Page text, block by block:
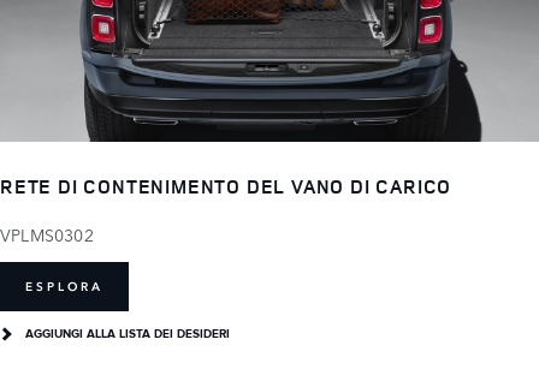
RETE DI CONTENIMENTO DEL VANO DI CARICO
VPLMS0302
ESPLORA
AGGIUNGI ALLA LISTA DEI DESIDERI